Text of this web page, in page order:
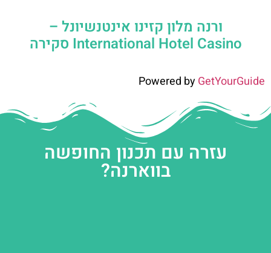
ורנה מלון קזינו אינטנשיונל –
International Hotel Casino סקירה
Powered byGetYourGuide
עזרה עם תכנון החופשה
בווארנה?